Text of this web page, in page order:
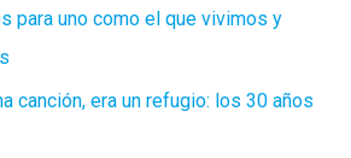
para uno como el que vivimos y
canción, era un refugio: los 30 años